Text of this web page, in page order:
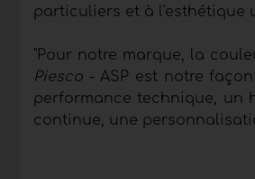
particuliers et à l'esthétique
"Pour notre marque, la
Piesco - ASP est notre
performance technique, un
continue, une